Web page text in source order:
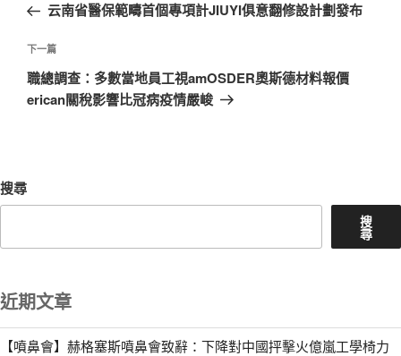
導
覽
一
文
章
云南省醫保範疇首個專項計JIUYI俱意翻修設計劃發布
下
一
篇
下一篇
職總調查：多數當地員工視amOSDER奧斯德材料報價
erican關稅影響比冠病疫情嚴峻
搜尋
搜
尋
近期文章
【噴鼻會】赫格塞斯噴鼻會致辭：下降對中國抨擊火億嵐工學椅力